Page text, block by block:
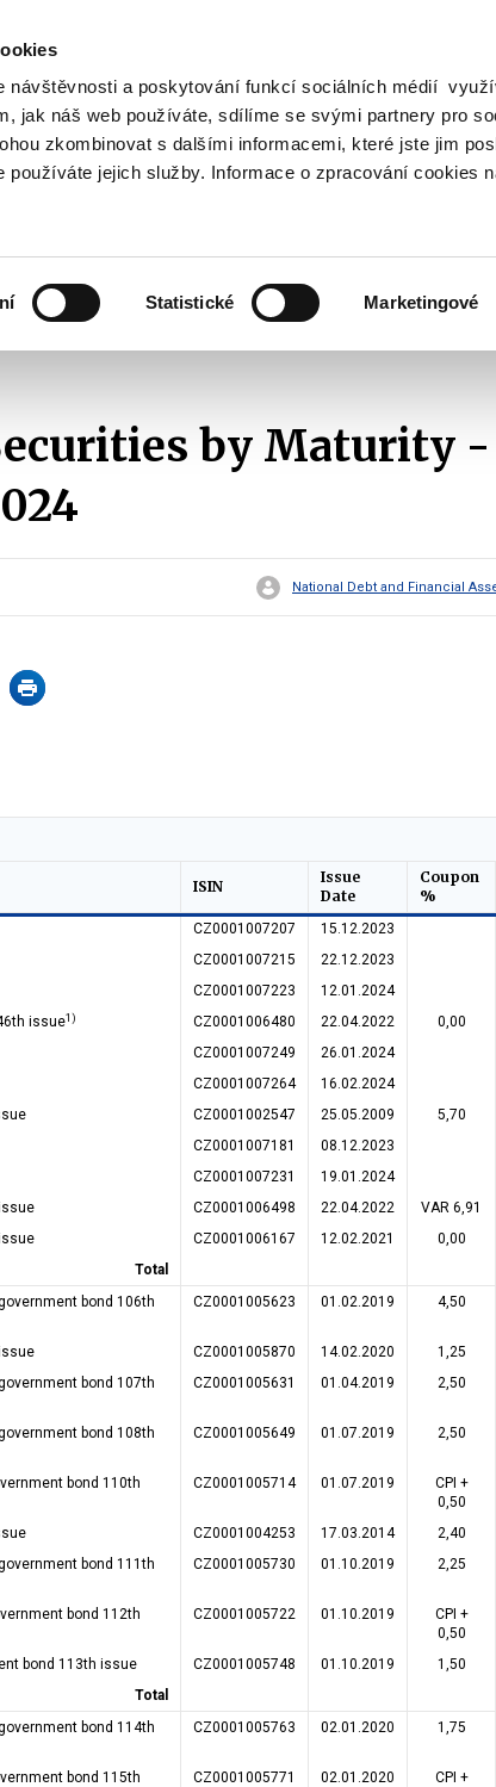
návštěvnosti a poskytování funkcí sociálních médií
jak náš web používáte, sdílíme se svými partnery pro
zkombinovat s dalšími informacemi, které jste jim
používáte jejich služby. Informace o zpracování cookies
Statistické Marketingové
Search
submenu
Taxes
submenu
by Maturity -
National Debt and Financial
ISIN
Issue
Date
Coupon
%
CZ0001007207 15.12.2023
CZ0001007215 22.12.2023
CZ0001007223 12.01.2024
issue1) CZ0001006480 22.04.2022 0,00
CZ0001007249 26.01.2024
CZ0001007264 16.02.2024
CZ0001002547 25.05.2009 5,70
CZ0001007181 08.12.2023
CZ0001007231 19.01.2024
CZ0001006498 22.04.2022 VAR 6,91
CZ0001006167 12.02.2021 0,00
Total
bond 106th
CZ0001005623 01.02.2019 4,50
CZ0001005870 14.02.2020 1,25
bond 107th
CZ0001005631 01.04.2019 2,50
bond 108th
CZ0001005649 01.07.2019 2,50
bond 110th
CZ0001005714 01.07.2019
CPI +
0,50
CZ0001004253 17.03.2014 2,40
bond 111th
CZ0001005730 01.10.2019 2,25
bond 112th
CZ0001005722 01.10.2019
CPI +
0,50
bond 113th issue CZ0001005748 01.10.2019 1,50
Total
bond 114th
CZ0001005763 02.01.2020 1,75
bond 115th
CZ0001005771 02.01.2020
CPI +